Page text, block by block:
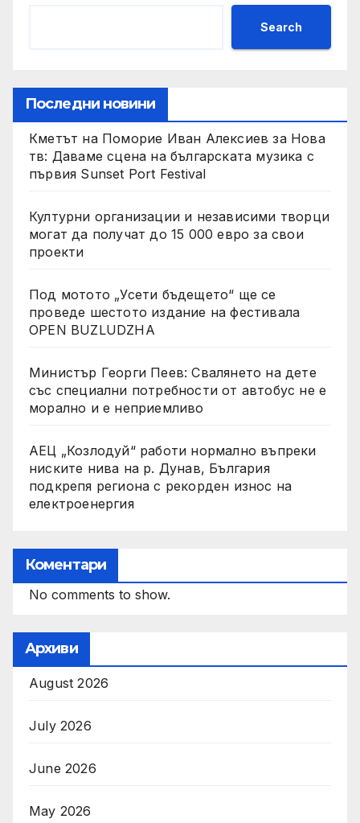
Search
Последни новини
Кметът на Поморие Иван Алексиев за Нова
тв: Даваме сцена на българската музика с
първия Sunset Port Festival
Културни организации и независими творци
могат да получат до 15 000 евро за свои
проекти
Под мотото „Усети бъдещето“ ще се
проведе шестото издание на фестивала
OPEN BUZLUDZHA
Министър Георги Пеев: Свалянето на дете
със специални потребности от автобус не е
морално и е неприемливо
АЕЦ „Козлодуй“ работи нормално въпреки
ниските нива на р. Дунав, България
подкрепя региона с рекорден износ на
електроенергия
Коментари
No comments to show.
Архиви
August 2026
July 2026
June 2026
May 2026